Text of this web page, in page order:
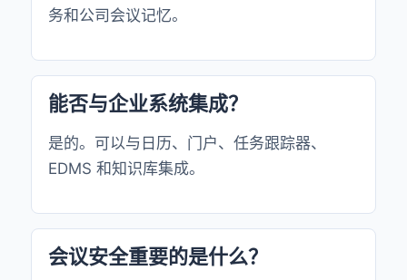
务和公司会议记忆。
能否与企业系统集成？
是的。可以与日历、门户、任务跟踪器、
EDMS 和知识库集成。
会议安全重要的是什么？